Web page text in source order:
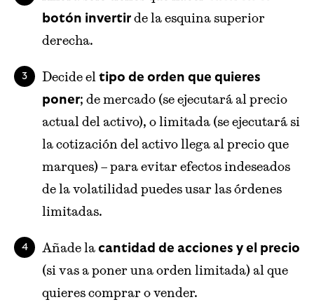
botón invertir de la esquina superior
derecha.
Decide el tipo de orden que quieres
poner; de mercado (se ejecutará al precio
actual del activo), o limitada (se ejecutará si
la cotización del activo llega al precio que
marques) – para evitar efectos indeseados
de la volatilidad puedes usar las órdenes
limitadas.
Añade la cantidad de acciones y el precio
(si vas a poner una orden limitada) al que
quieres comprar o vender.